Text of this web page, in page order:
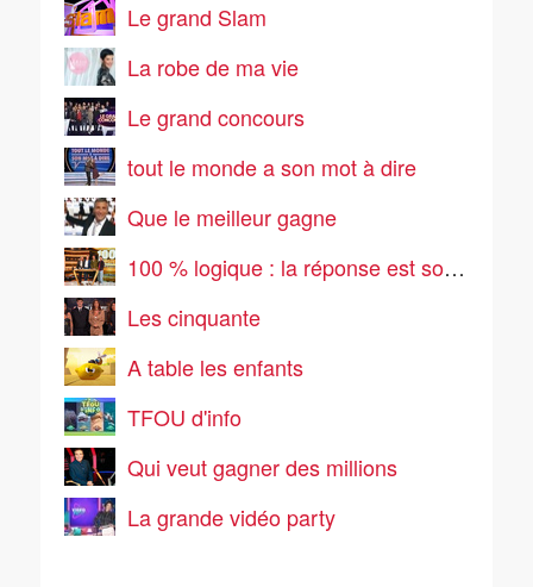
Le grand Slam
La robe de ma vie
Le grand concours
tout le monde a son mot à dire
Que le meilleur gagne
100 % logique : la réponse est sous vos yeux
Les cinquante
A table les enfants
TFOU d'info
Qui veut gagner des millions
La grande vidéo party